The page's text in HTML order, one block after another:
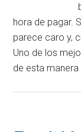
hora de pagar.
parece caro y,
Uno de los
de esta manera